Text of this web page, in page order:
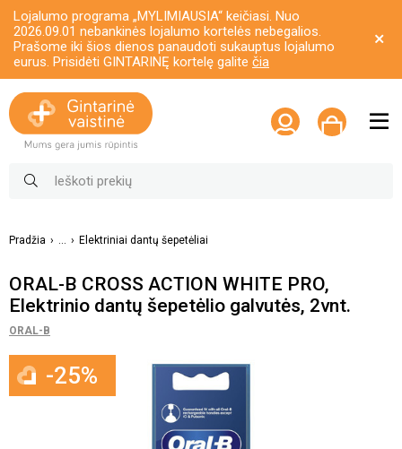
Lojalumo programa „MYLIMIAUSIA“ keičiasi. Nuo
2026.09.01 nebankinės lojalumo kortelės nebegalios.
Prašome iki šios dienos panaudoti sukauptus lojalumo
eurus. Prisidėti GINTARINĘ kortelę galite čia
Pradžia ... Elektriniai dantų šepetėliai
ORAL-B CROSS ACTION WHITE PRO,
Elektrinio dantų šepetėlio galvutės, 2vnt.
ORAL-B
-25%